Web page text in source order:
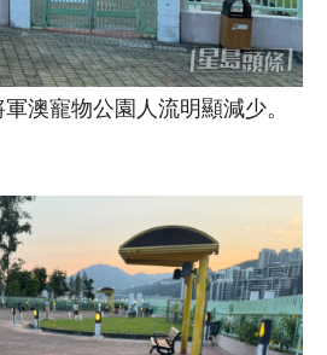
澳寵物公園人流明顯減少。